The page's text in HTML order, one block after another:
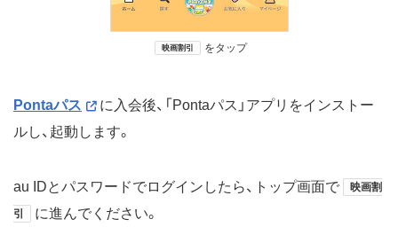
映画割引 をタップ
Pontaパス
に入会後、「Pontaパス」アプリをインストー
ルし、起動します。
au IDとパスワードでログインしたら、トップ画面で 映画割
引 に進んでください。